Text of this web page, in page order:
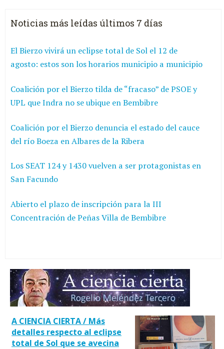
Noticias más leídas últimos 7 días
El Bierzo vivirá un eclipse total de Sol el 12 de
agosto: estos son los horarios municipio a municipio
Coalición por el Bierzo tilda de “fracaso” de PSOE y
UPL que Indra no se ubique en Bembibre
Coalición por el Bierzo denuncia el estado del cauce
del río Boeza en Albares de la Ribera
Los SEAT 124 y 1430 vuelven a ser protagonistas en
San Facundo
Abierto el plazo de inscripción para la III
Concentración de Peñas Villa de Bembibre
A CIENCIA CIERTA / Más
detalles respecto al eclipse
total de Sol que se avecina